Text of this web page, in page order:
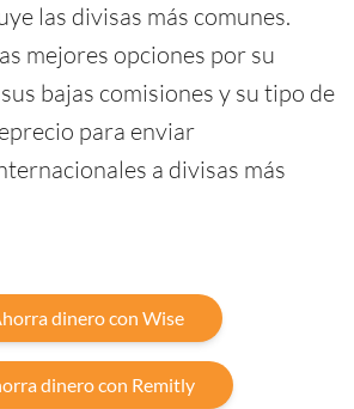
las divisas más comunes.
mejores opciones por su
bajas comisiones y su tipo de
para enviar
a divisas más
dinero con Wise
dinero con Remitly